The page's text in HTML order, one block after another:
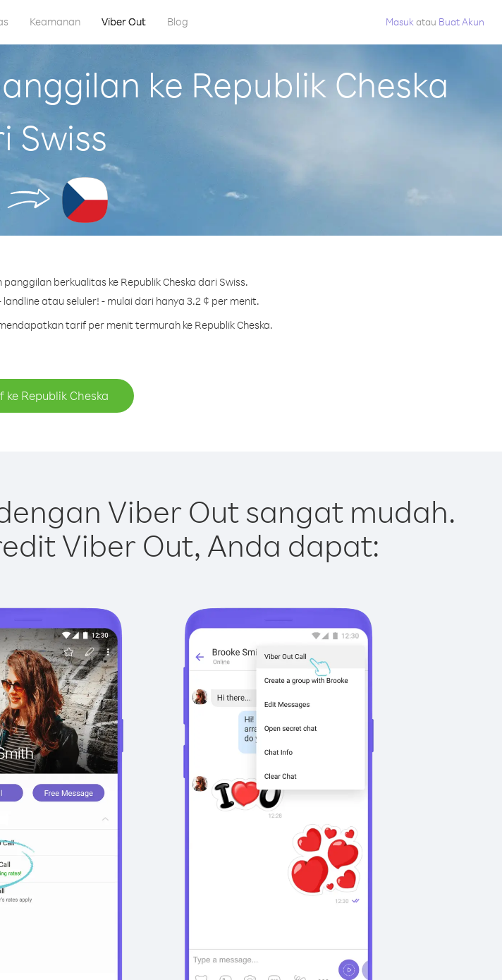
Keamanan Viber Out Blog Masuk atau Buat Akun
ke Republik Cheska
Swiss
berkualitas ke Republik Cheska dari Swiss.
atau seluler! - mulai dari hanya 3.2 ¢ per menit.
tarif per menit termurah ke Republik Cheska.
ke Republik Cheska
Viber Out sangat mudah.
Viber Out, Anda dapat: